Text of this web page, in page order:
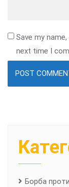
Save my
next time I
Борба